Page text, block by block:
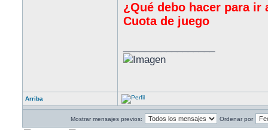
¿Qué debo hacer para ir
Cuota de juego
Arriba
Mostrar mensajes previos: Ordenar por